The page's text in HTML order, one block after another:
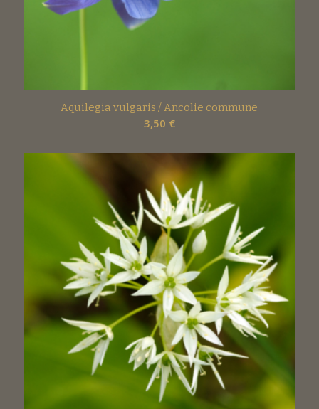
Aquilegia vulgaris / Ancolie commune
3,50 €